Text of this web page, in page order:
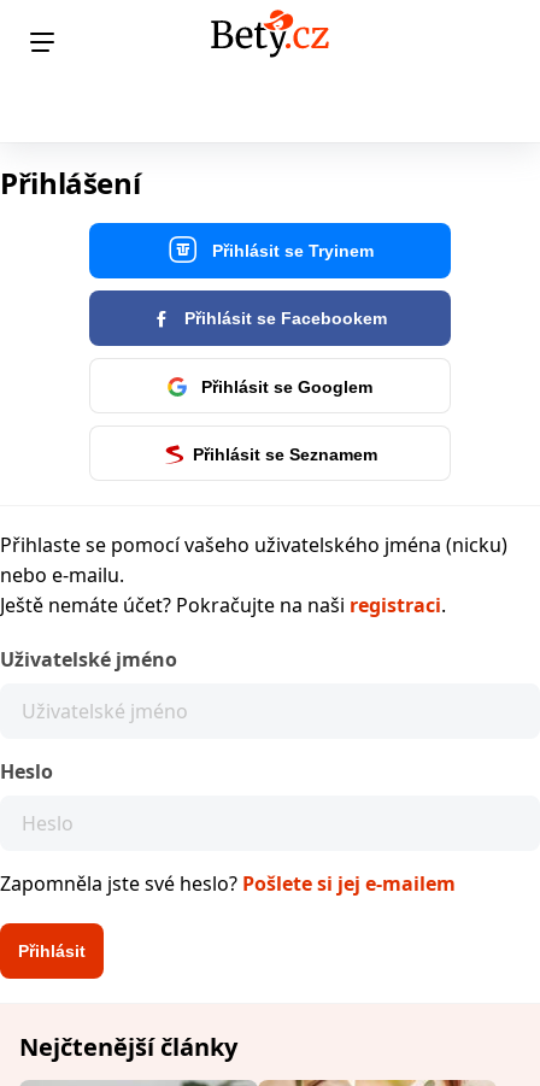
Přihlášení
Přihlásit se Tryinem
Přihlásit se Facebookem
Přihlásit se Googlem
Přihlásit se Seznamem
Přihlaste se pomocí vašeho uživatelského jména (nicku)
nebo e-mailu.
Ještě nemáte účet? Pokračujte na naši registraci.
Uživatelské jméno
Heslo
Zapomněla jste své heslo? Pošlete si jej e-mailem
Nejčtenější články